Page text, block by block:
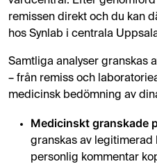
remissen direkt och du kan
hos Synlab i centrala
Samtliga analyser granskas
– från remiss och
medicinsk bedömning av
Medicinskt granskade
granskas av legitimerad
personlig kommentar